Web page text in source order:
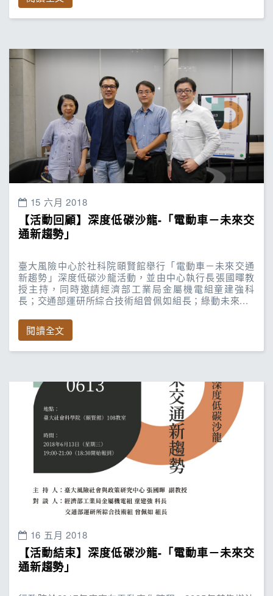
15 六月 2018
【活動回顧】深度低碳沙龍-「電動車－未來交
通新趨勢」
臺大風險中心於社科院頤賢館舉行「電動車－未來交通
新趨勢」深度低碳沙龍活動，並由中心執行長張國暉教
授主持，同時邀請經濟部工業局金屬機電組童建強科
長；交通部運研所綜合技術組曾佩如組長；綠動未來...
閱讀全文
16 五月 2018
【活動結束】深度低碳沙龍-「電動車－未來交
通新趨勢」